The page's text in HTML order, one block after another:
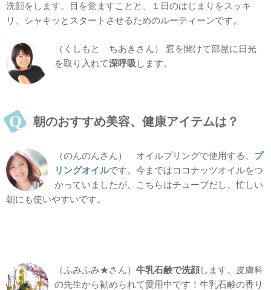
洗顔をします。目を覚ますことと、１日のはじまりをスッキ
リ、シャキッとスタートさせるためのルーティーンです。
（くしもと ちあきさん） 窓を開けて部屋に日光
を取り入れて深呼吸 します。
朝のおすすめ美容、健康アイテムは？
（のんのんさん） オイルプリングで使用する、 プ
リングオイルです。今まではココナッツオイルをつ
かっていましたが、こちらはチューブだし、忙しい
朝にも使いやすいです。
（ふみふみ★さん） 牛乳石鹸で洗顔します。皮膚科
の先生から勧められて愛用中です！牛乳石鹸の香り